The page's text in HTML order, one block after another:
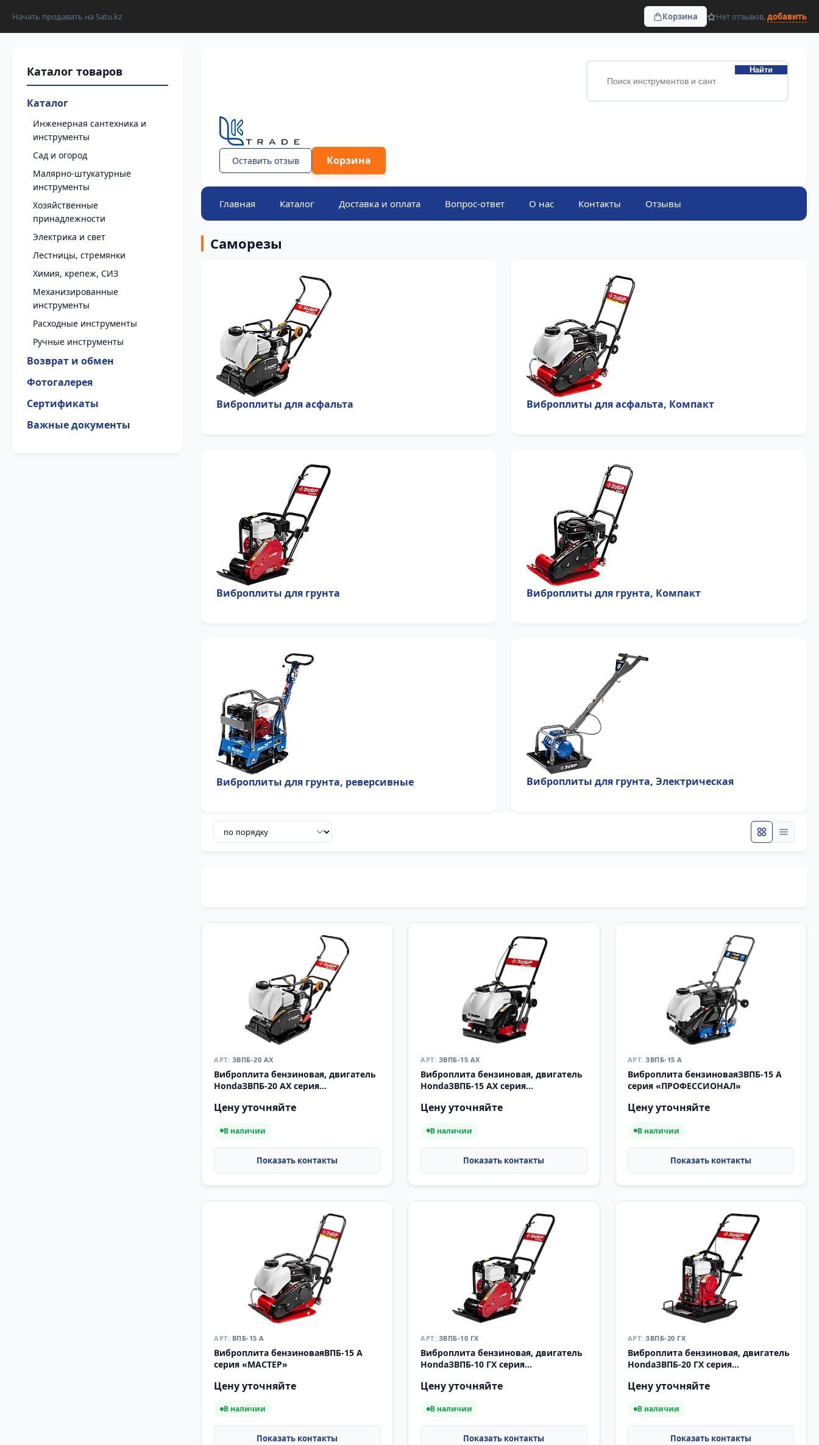
Начать продавать на Satu.kz Корзина Нет отзывов,добавить
Каталог
Инженерная сантехника и
инструменты
Сад и огород
Малярно-штукатурные
инструменты
Хозяйственные
принадлежности
Электрика и свет
Лестницы, стремянки
Химия, крепеж, СИЗ
Механизированные
инструменты
Расходные инструменты
Ручные инструменты
Возврат и обмен
Фотогалерея
Сертификаты
Важные документы
Найти
Оставить отзыв Корзина
Главная Каталог Доставка и оплата Вопрос-ответ О нас Контакты Отзывы
Саморезы
Виброплиты для асфальта Виброплиты для асфальта, Компакт
Виброплиты для грунта Виброплиты для грунта, Компакт
Виброплиты для грунта, реверсивные Виброплиты для грунта, Электрическая
ЗВПБ-20 АХ
Виброплита бензиновая, двигатель
HondaЗВПБ-20 АХ серия
Цену уточняйте
В наличии
ЗВПБ-15 АХ
Виброплита бензиновая, двигатель
HondaЗВПБ-15 АХ серия
Цену уточняйте
В наличии
ЗВПБ-15 А
Виброплита бензиноваяЗВПБ-15 А
серия «ПРОФЕССИОНАЛ»
Цену уточняйте
В наличии
ВПБ-15 А
Виброплита бензиноваяВПБ-15 А
серия «МАСТЕР»
Цену уточняйте
В наличии
ЗВПБ-10 ГХ
Виброплита бензиновая, двигатель
HondaЗВПБ-10 ГХ серия
Цену уточняйте
В наличии
ЗВПБ-20 ГХ
Виброплита бензиновая, двигатель
HondaЗВПБ-20 ГХ серия
Цену уточняйте
В наличии